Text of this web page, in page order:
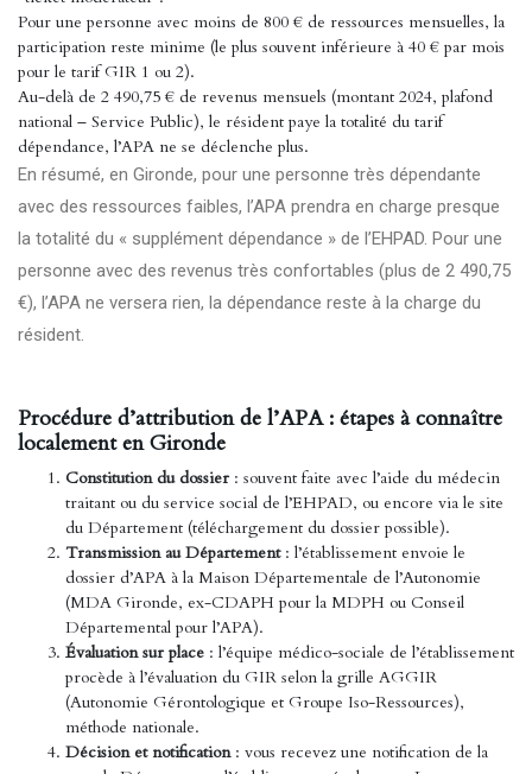
Pour une personne avec moins de 800 € de ressources mensuelles, la
participation reste minime (le plus souvent inférieure à 40 € par mois
pour le tarif GIR 1 ou 2).
Au-delà de 2 490,75 € de revenus mensuels (montant 2024, plafond
national – Service Public), le résident paye la totalité du tarif
dépendance, l’APA ne se déclenche plus.
En résumé, en Gironde, pour une personne très dépendante
avec des ressources faibles, l’APA prendra en charge presque
la totalité du « supplément dépendance » de l’EHPAD. Pour une
personne avec des revenus très confortables (plus de 2 490,75
€), l’APA ne versera rien, la dépendance reste à la charge du
résident.
Procédure d’attribution de l’APA : étapes à connaître
localement en Gironde
Constitution du dossier : souvent faite avec l’aide du médecin
traitant ou du service social de l’EHPAD, ou encore via le site
du Département (téléchargement du dossier possible).
Transmission au Département: l’établissement envoie le
dossier d’APA à la Maison Départementale de l’Autonomie
(MDA Gironde, ex-CDAPH pour la MDPH ou Conseil
Départemental pour l’APA).
Évaluation sur place : l’équipe médico-sociale de l’établissement
procède à l’évaluation du GIR selon la grille AGGIR
(Autonomie Gérontologique et Groupe Iso-Ressources),
méthode nationale.
Décision et notification: vous recevez une notification de la